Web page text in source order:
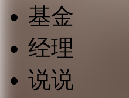
基金
经理
说说